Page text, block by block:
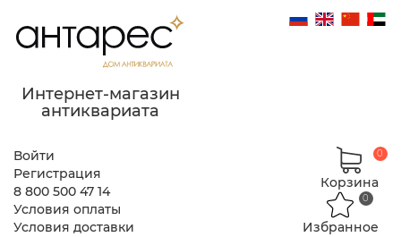
Интернет-магазин
антиквариата
Войти
Регистрация
8 800 500 47 14
Условия оплаты
Условия доставки
Корзина
0
Избранное
0